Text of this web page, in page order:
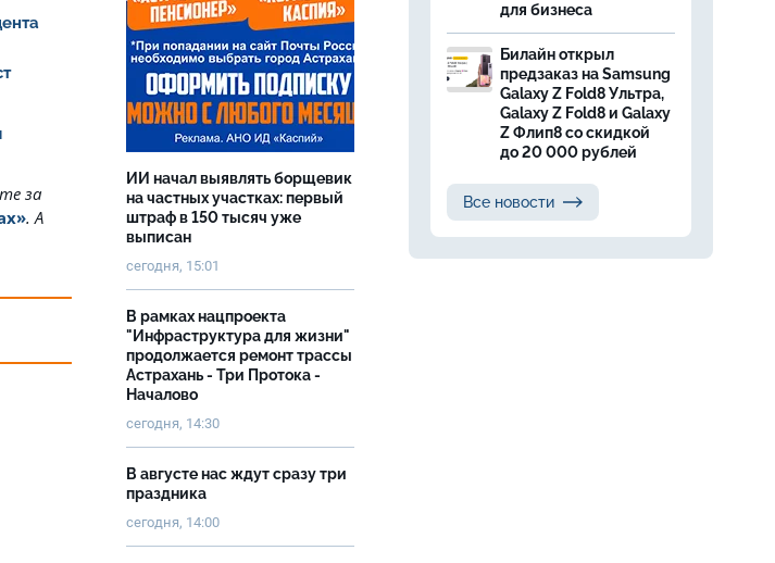
за
. А
ИИ начал выявлять борщевик
на частных участках: первый
штраф в 150 тысяч уже
выписан
сегодня, 15:01
В рамках нацпроекта
"Инфраструктура для жизни"
продолжается ремонт трассы
Астрахань - Три Протока -
Началово
сегодня, 14:30
В августе нас ждут сразу три
праздника
сегодня, 14:00
для бизнеса
Билайн открыл
предзаказ на Samsung
Galaxy Z Fold8 Ультра,
Galaxy Z Fold8 и Galaxy
Z Флип8 со скидкой
до 20 000 рублей
Все новости